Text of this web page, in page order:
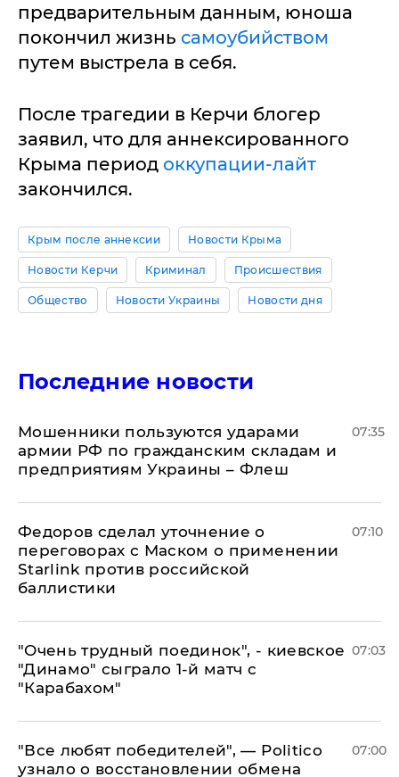
предварительным данным, юноша
покончил жизнь самоубийством
путем выстрела в себя.
После трагедии в Керчи блогер
заявил, что для аннексированного
Крыма период оккупации-лайт
закончился.
Крым после аннексии Новости Крыма
Новости Керчи Криминал Происшествия
Общество Новости Украины Новости дня
Последние новости
Мошенники пользуются ударами
армии РФ по гражданским складам и
предприятиям Украины – Флеш
07:35
Федоров сделал уточнение о
переговорах с Маском о применении
Starlink против российской
баллистики
07:10
"Очень трудный поединок", - киевское
"Динамо" сыграло 1-й матч с
"Карабахом"
07:03
​"Все любят победителей", — Politico
узнало о восстановлении обмена
07:00